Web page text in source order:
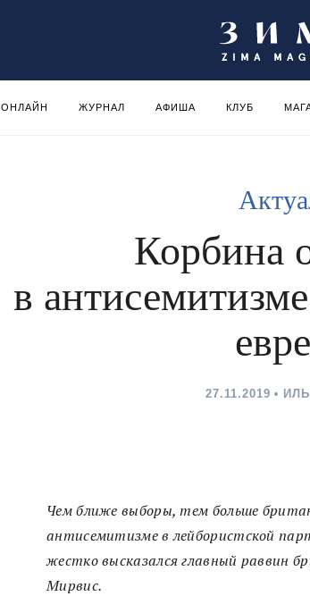
ОНЛАЙН ЖУРНАЛ АФИША КЛУБ
Корбина
в
27.11.2019
Чем ближе выборы, тем больше
антисемитизме в лейбористской
жестко высказался главный раввин
Мирвис.